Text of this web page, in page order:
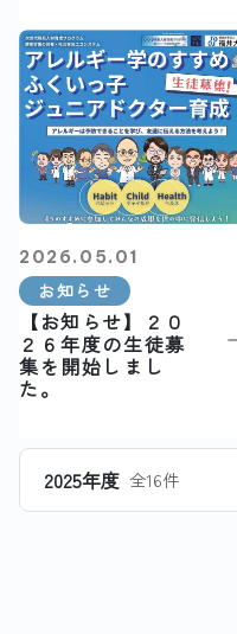
2026.05.01
お知らせ
【お知らせ】２０
２６年度の生徒募
集を開始しまし
た。
2025年度 全16件